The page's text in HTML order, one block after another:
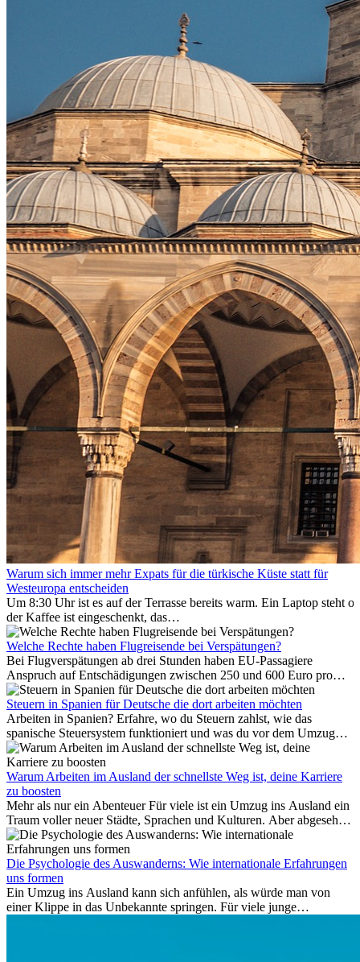
Warum sich immer mehr Expats für die türkische Küste statt für
Westeuropa entscheiden
Um 8:30 Uhr ist es auf der Terrasse bereits warm. Ein Laptop steht
der Kaffee ist eingeschenkt, das
Meer ist nur wenige Meter entfernt. Für viele Expats in
Antalya ist das kein Urlaub. So beginnt ihr Alltag.
Welche Rechte haben Flugreisende bei Verspätungen?
Bei Flugverspätungen ab drei Stunden haben EU-Passagiere
Anspruch auf Entschädigungen zwischen 250 und 600 Euro pro
Person – gestaffelt nach Flugdistanz. Zusätzlich können entstandene
Folgekosten wie Hotelübernachtungen oder verpasste
Anschlussflüge erstattet werden. Bereits ab zwei Stunden
Verspätung muss die Airline Verpflegung und
Kommunikationsmöglichkeiten bereitstellen. Verweigert die
Fluggesellschaft die Zahlung, ist das nicht das letzte Wort:
Schlichtungsstellen und spezialisierte Portale helfen kostenlos oder
auf Provisionsbasis weiter. Ansprüche verjähren in Deutschland erst
nach drei Jahren.
Steuern in Spanien für Deutsche die dort arbeiten möchten
Arbeiten in Spanien? Erfahre, wo du Steuern zahlst, wie das
spanische Steuersystem funktioniert und was du vor dem Umzug
beachten musst.
Warum Arbeiten im Ausland der schnellste Weg ist, deine Karriere
zu boosten
Mehr als nur ein Abenteuer Für viele ist ein Umzug ins Ausland ein
Traum voller neuer Städte, Sprachen und Kulturen. Aber abgesehen
vom Abenteuer ist Arbeiten im...
Die Psychologie des Auswanderns: Wie internationale Erfahrungen
uns formen
Ein Umzug ins Ausland kann sich anfühlen, als würde man von
einer Klippe in das Unbekannte springen. Für viele junge